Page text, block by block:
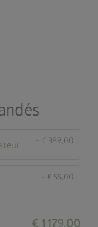
+ € 389,00
+ € 55,00
€ 1 179,00